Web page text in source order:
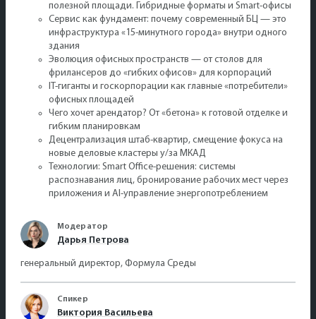
полезной площади. Гибридные форматы и Smart-офисы
Сервис как фундамент: почему современный БЦ — это
инфраструктура «15-минутного города» внутри одного
здания
Эволюция офисных пространств — от столов для
фрилансеров до «гибких офисов» для корпораций
IT-гиганты и госкорпорации как главные «потребители»
офисных площадей
Чего хочет арендатор? От «бетона» к готовой отделке и
гибким планировкам
Децентрализация штаб-квартир, смещение фокуса на
новые деловые кластеры у/за МКАД
Технологии: Smart Office-решения: системы
распознавания лиц, бронирование рабочих мест через
приложения и AI-управление энергопотреблением
Модератор
Дарья Петрова
генеральный директор, Формула Среды
Спикер
Виктория Васильева